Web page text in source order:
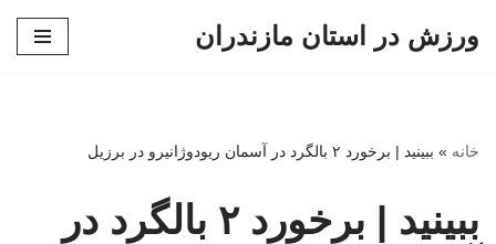
ورزش در استان مازندران
خانه » ببینید | برخورد ۲ بالگرد در آسمان ریودوژانیرو در برزیل
ببینید | برخورد ۲ بالگرد در